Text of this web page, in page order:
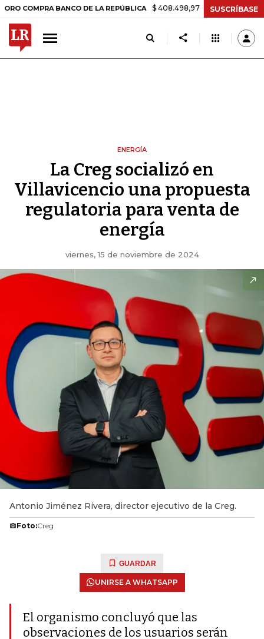
BANCO DE LA REPÚBLICA $ 408.498,97 +$ 8.753,81 +2,19%
SUSCRÍBASE
ENERGÍA
La Creg socializó en
Villavicencio una propuesta
regulatoria para venta de
energía
viernes, 15 de noviembre de 2024
Antonio Jiménez Rivera, director ejecutivo de la Creg.
Foto:Creg
GUARDAR
UNIRSE A WHATSAPP
El organismo concluyó que las
observaciones de los usuarios serán